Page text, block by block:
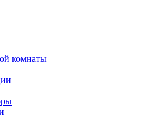
комнаты